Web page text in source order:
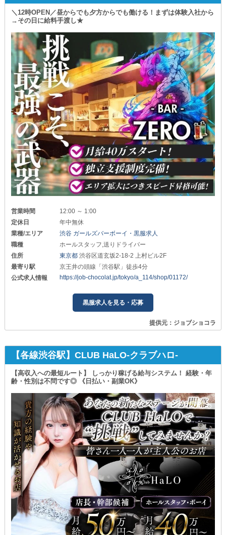
＼12時OPEN／昼からでも夕方からでも働ける！まずは体験入社から
→その日に給料手渡し★
営業時間
12:00 ～ 1:00
定休日
年中無休
業種/エリア
渋谷 ガールズバーボーイ・黒服求人
職種
ホールスタッフ,送りドライバー
住所
東京都渋谷区道玄坂2-18-2 上村ビル2F
最寄り駅
京王井の頭線「渋谷駅」徒歩4分
公式求人情報
https://job-chocolat.jp/tokyo/a_114/shop/01172/
黒服求人を見る・応募
提供元：ジョブショコラ
【各線渋谷駅】CLUB HaLO-クラブハロ-
【高収入への最短ルート】 しっかり稼げる給与システム！ 経験・年
齢・性別は不問です◎ 《日払い・副業OK》